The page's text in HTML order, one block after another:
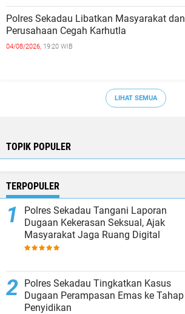
Polres Sekadau Libatkan Masyarakat dan
Perusahaan Cegah Karhutla
04/08/2026, 19:20 WIB
LIHAT SEMUA
TOPIK POPULER
TERPOPULER
Polres Sekadau Tangani Laporan
Dugaan Kekerasan Seksual, Ajak
Masyarakat Jaga Ruang Digital
Polres Sekadau Tingkatkan Kasus
Dugaan Perampasan Emas ke Tahap
Penyidikan